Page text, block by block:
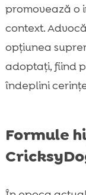
promovează o
context.
opțiunea
adoptați, fiind
îndeplini
Formule